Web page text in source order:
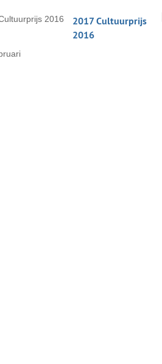
2017 Cultuurprijs
2016